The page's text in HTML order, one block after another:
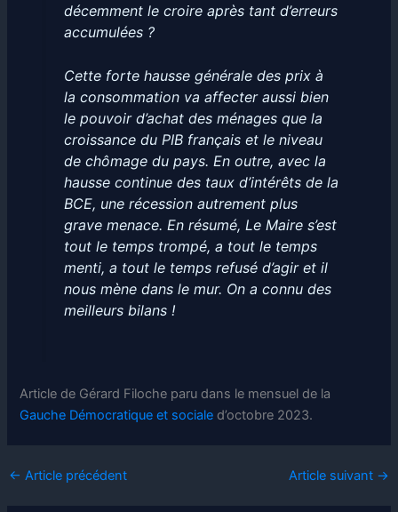
décemment le croire après tant d’erreurs
accumulées ?
Cette forte hausse générale des prix à
la consommation va affecter aussi bien
le pouvoir d’achat des ménages que la
croissance du PIB français et le niveau
de chômage du pays. En outre, avec la
hausse continue des taux d’intérêts de la
BCE, une récession autrement plus
grave menace. En résumé, Le Maire s’est
tout le temps trompé, a tout le temps
menti, a tout le temps refusé d’agir et il
nous mène dans le mur. On a connu des
meilleurs bilans !
Article de Gérard Filoche paru dans le mensuel de la
Gauche Démocratique et sociale d’octobre 2023.
← Article précédent Article suivant →